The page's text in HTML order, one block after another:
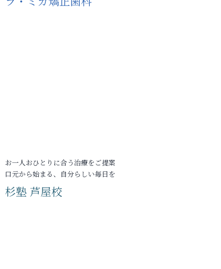
お一人おひとりに合う治療をご提案
口元から始まる、自分らしい毎日を
杉塾 芦屋校